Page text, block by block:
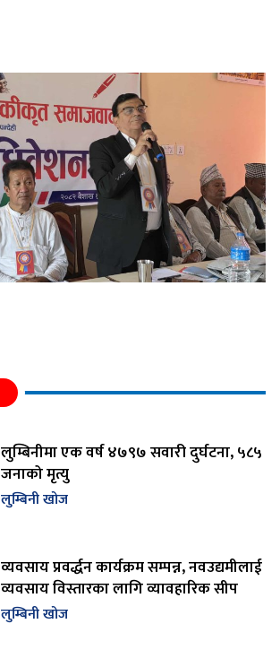
लुम्बिनीमा एक वर्ष ४७९७ सवारी दुर्घटना, ५८५
जनाको मृत्यु
लुम्बिनी खोज
व्यवसाय प्रवर्द्धन कार्यक्रम सम्पन्न, नवउद्यमीलाई
व्यवसाय विस्तारका लागि व्यावहारिक सीप
लुम्बिनी खोज